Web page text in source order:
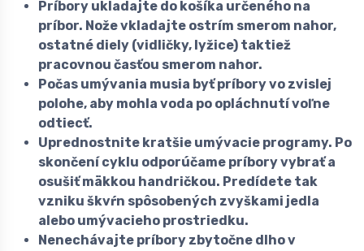
Príbory ukladajte do košíka určeného na
príbor. Nože vkladajte ostrím smerom nahor,
ostatné diely (vidličky, lyžice) taktiež
pracovnou časťou smerom nahor.
Počas umývania musia byť príbory vo zvislej
polohe, aby mohla voda po opláchnutí voľne
odtiecť.
Uprednostnite kratšie umývacie programy. Po
skončení cyklu odporúčame príbory vybrať a
osušiť mäkkou handričkou. Predídete tak
vzniku škvŕn spôsobených zvyškami jedla
alebo umývacieho prostriedku.
Nenechávajte príbory zbytočne dlho v